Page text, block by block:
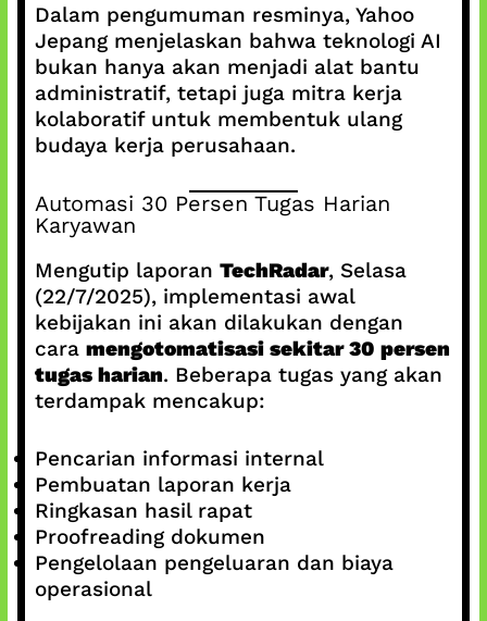
Dalam pengumuman resminya, Yahoo
Jepang menjelaskan bahwa teknologi AI
bukan hanya akan menjadi alat bantu
administratif, tetapi juga mitra kerja
kolaboratif untuk membentuk ulang
budaya kerja perusahaan.
Automasi 30 Persen Tugas Harian
Karyawan
Mengutip laporan TechRadar, Selasa
(22/7/2025), implementasi awal
kebijakan ini akan dilakukan dengan
cara mengotomatisasi sekitar 30 persen
tugas harian. Beberapa tugas yang akan
terdampak mencakup:
Pencarian informasi internal
Pembuatan laporan kerja
Ringkasan hasil rapat
Proofreading dokumen
Pengelolaan pengeluaran dan biaya
operasional